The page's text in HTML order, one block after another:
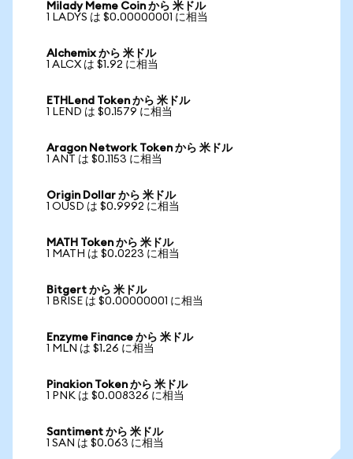
Milady Meme Coin から 米ドル
1 LADYS は $0.00000001 に相当
Alchemix から 米ドル
1 ALCX は $1.92 に相当
ETHLend Token から 米ドル
1 LEND は $0.1579 に相当
Aragon Network Token から 米ドル
1 ANT は $0.1153 に相当
Origin Dollar から 米ドル
1 OUSD は $0.9992 に相当
MATH Token から 米ドル
1 MATH は $0.0223 に相当
Bitgert から 米ドル
1 BRISE は $0.00000001 に相当
Enzyme Finance から 米ドル
1 MLN は $1.26 に相当
Pinakion Token から 米ドル
1 PNK は $0.008326 に相当
Santiment から 米ドル
1 SAN は $0.063 に相当